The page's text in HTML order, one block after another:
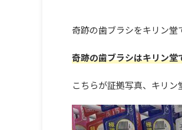
奇跡の歯ブラシをキリン堂
奇跡の歯ブラシはキリン堂
こちらが証拠写真、キリン